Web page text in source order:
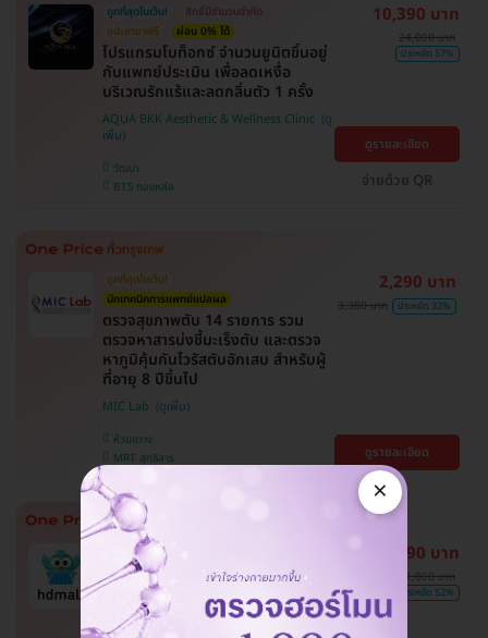
ถูกที่สุดในเว็บ!
สิทธิ์มีจำนวนจำกัด
แปะยาชาฟรี
ผ่อน 0% ได้
​โปรแกรมโบท็อกซ์ จำนวนยูนิตขึ้นอยู่
กับแพทย์ประเมิน เพื่อลดเหงื่อ
บริเวณรักแร้และลดกลิ่นตัว 1 ครั้ง
AQUA BKK Aesthetic & Wellness Clinic
วัฒนา
BTS ทองหล่อ
10,390 บาท
24,000 บาท
ประหยัด 57%
ดูรายละเอียด
จ่ายด้วย QR
ถูกที่สุดในเว็บ!
นักเทคนิคการแพทย์แปลผล
ตรวจสุขภาพตับ 14 รายการ รวม
ตรวจหาสารบ่งชี้มะเร็งตับ และตรวจ
หาภูมิคุ้มกันไวรัสตับอักเสบ สำหรับผู้
ที่อายุ 8 ปีขึ้นไป
MIC Lab
ห้วยขวาง
MRT สุทธิสาร
2,290 บาท
3,380 บาท ประหยัด 32%
ดูรายละเอียด
ทำนัดง่าย ได้คิวรวดเร็ว
มี HDreview
ขายดีมาก
ถูกที่สุดในเว็บ
ฉีดวัคซีนป้องกันมะเร็งปากมดลูก 9
สายพันธุ์ 3 เข็ม สำหรับผู้ที่มีอายุ 15
14,890 บาท
31,000 บาท
ประหยัด 52%
×